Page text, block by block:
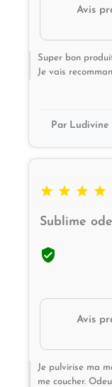
Avis
Super bon
Je vais
Par
   
Sublime

Avis
Je pulvirise ma
me coucher.